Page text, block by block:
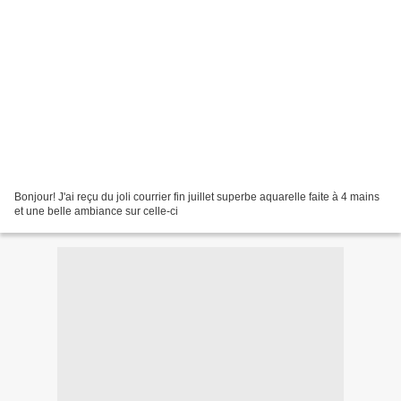
Bonjour! J'ai reçu du joli courrier fin juillet superbe aquarelle faite à 4 mains
et une belle ambiance sur celle-ci